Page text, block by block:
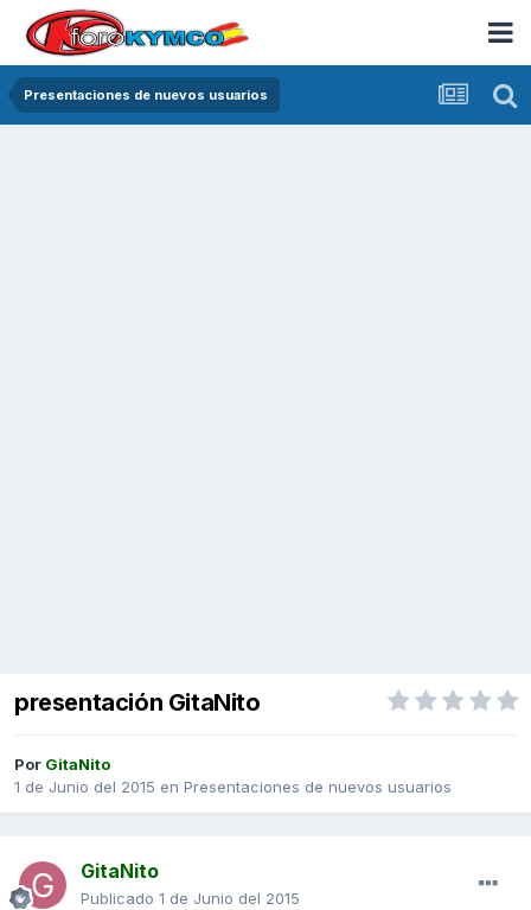
Presentaciones de nuevos usuarios
presentación GitaNito
Por GitaNito
1 de Junio del 2015 en Presentaciones de nuevos usuarios
GitaNito
Publicado 1 de Junio del 2015